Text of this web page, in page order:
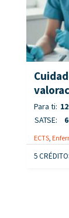
Para ti:
SATSE:
ECTS,
5